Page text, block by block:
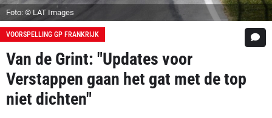
Foto: © LAT Images
VOORSPELLING GP FRANKRIJK
Van de Grint: "Updates voor
Verstappen gaan het gat met de top
niet dichten"